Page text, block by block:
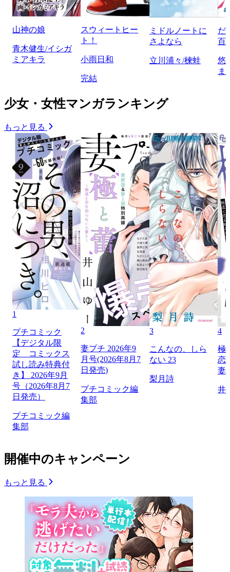
山神の娘
青木健生/イシガ
ミアキラ
スウィートヒー
ト！
小雨日和
完結
ミドルノートに
さよなら
立川浦々/楝蛙
だ
百
悠
ま
少女・女性マンガランキング
もっと見る
1
プチコミック
【デジタル限
定 コミックス
試し読み特典付
き】 2026年9月
号（2026年8月7
日発売）
プチコミック編
集部
2
妻プチ 2026年9
月号(2026年8月7
日発売)
プチコミック編
集部
3
こんなの、しら
ない 23
梨月詩
4
極
恋
妻
井
開催中のキャンペーン
もっと見る